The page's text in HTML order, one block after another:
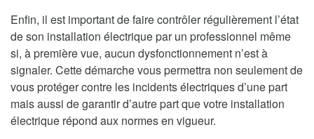
Enfin, il est important de faire contrôler régulièrement l’état
de son installation électrique par un professionnel même
si, à première vue, aucun dysfonctionnement n’est à
signaler. Cette démarche vous permettra non seulement de
vous protéger contre les incidents électriques d’une part
mais aussi de garantir d’autre part que votre installation
électrique répond aux normes en vigueur.